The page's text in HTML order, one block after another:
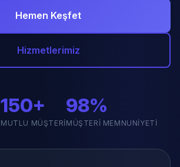
Hemen Keşfet
Hizmetlerimiz
150+
MUTLU MÜŞTERI
98%
MÜŞTERI MEMNUNIYETI